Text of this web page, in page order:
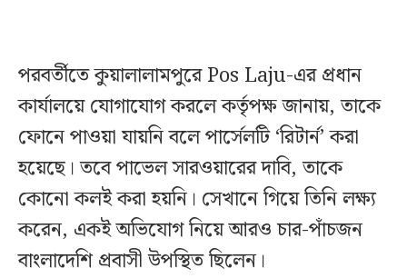
পরবর্তীতে কুয়ালালামপুরে Pos Laju-এর প্রধান
কার্যালয়ে যোগাযোগ করলে কর্তৃপক্ষ জানায়, তাকে
ফোনে পাওয়া যায়নি বলে পার্সেলটি ‘রিটার্ন’ করা
হয়েছে। তবে পাভেল সারওয়ারের দাবি, তাকে
কোনো কলই করা হয়নি। সেখানে গিয়ে তিনি লক্ষ্য
করেন, একই অভিযোগ নিয়ে আরও চার-পাঁচজন
বাংলাদেশি প্রবাসী উপস্থিত ছিলেন।